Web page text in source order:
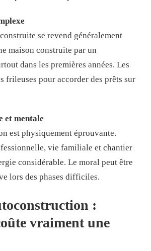
se revend généralement
maison construite par un
dans les premières années. Les
frileuses pour accorder des prêts sur
et mentale
est physiquement éprouvante.
vie familiale et chantier
considérable. Le moral peut être
lors des phases difficiles.
:
vraiment une